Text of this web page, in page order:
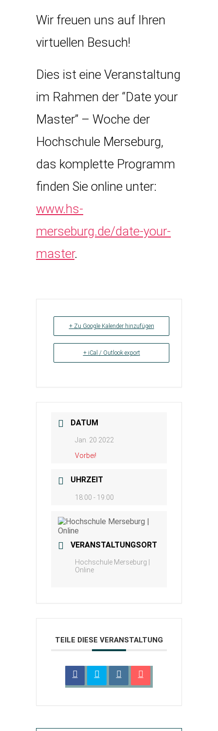
Wir freuen uns auf Ihren
virtuellen Besuch!
Dies ist eine Veranstaltung
im Rahmen der “Date your
Master” – Woche der
Hochschule Merseburg,
das komplette Programm
finden Sie online unter:
www.hs-
merseburg.de/date-your-
master.
+ Zu Google Kalender hinzufügen
+ iCal / Outlook export
DATUM
Jan. 20 2022
Vorbei!
UHRZEIT
18:00 - 19:00
VERANSTALTUNGSORT
Hochschule Merseburg |
Online
TEILE DIESE VERANSTALTUNG